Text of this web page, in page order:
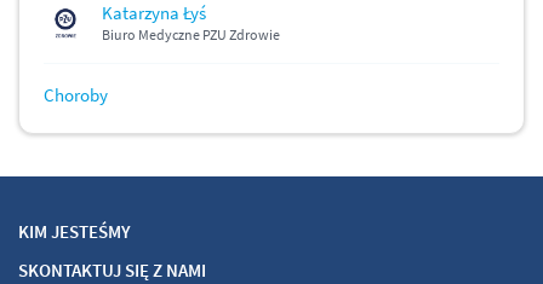
Katarzyna Łyś
Biuro Medyczne PZU Zdrowie
Choroby
KIM JESTEŚMY
SKONTAKTUJ SIĘ Z NAMI